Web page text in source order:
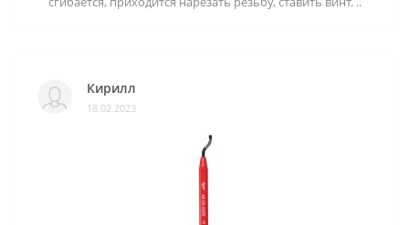
Кирилл
18.02.2023